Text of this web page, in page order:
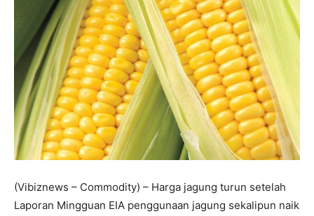
(Vibiznews – Commodity) – Harga jagung turun setelah
Laporan Mingguan EIA penggunaan jagung sekalipun naik